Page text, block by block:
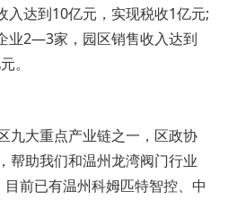
入达到10亿元，实现税收1亿元;
业2—3家，园区销售收入达到
。
九大重点产业链之一，区政协
帮助我们和温州龙湾阀门行业
前已有温州科姆匹特智控、中